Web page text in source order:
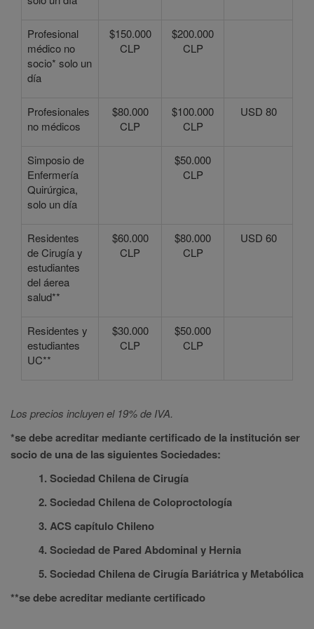
Profesional
médico no
socio* solo un
día
$150.000
CLP
$200.000
CLP
Profesionales
no médicos
$80.000
CLP
$100.000
CLP
USD 80
Simposio de
Enfermería
Quirúrgica,
solo un día
$50.000
CLP
Residentes
de Cirugía y
estudiantes
del áerea
salud**
$60.000
CLP
$80.000
CLP
USD 60
Residentes y
estudiantes
UC**
$30.000
CLP
$50.000
CLP
Los precios incluyen el 19% de IVA.
*se debe acreditar mediante certificado de la institución ser
socio de una de las siguientes Sociedades:
1. Sociedad Chilena de Cirugía
2. Sociedad Chilena de Coloproctología
3. ACS capítulo Chileno
4. Sociedad de Pared Abdominal y Hernia
5. Sociedad Chilena de Cirugía Bariátrica y Metabólica
**se debe acreditar mediante certificado